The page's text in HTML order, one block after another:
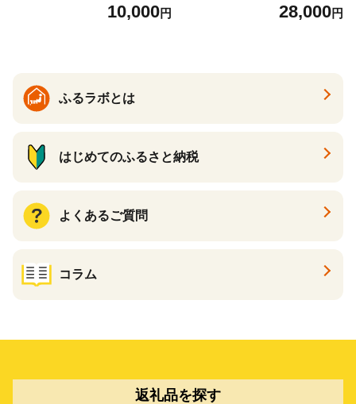
10,000円
け いくら醤油漬 醤油いくら
28,000円
ふるラボとは
はじめてのふるさと納税
よくあるご質問
コラム
返礼品を探す